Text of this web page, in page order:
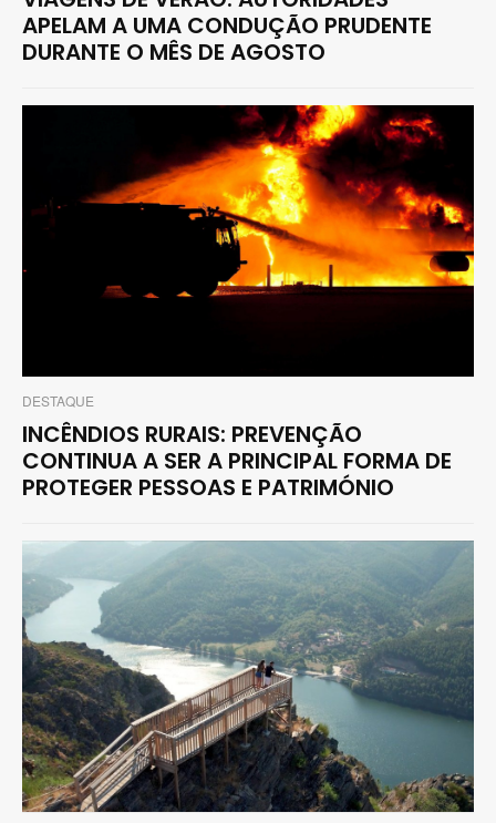
APELAM A UMA CONDUÇÃO PRUDENTE
DURANTE O MÊS DE AGOSTO
DESTAQUE
INCÊNDIOS RURAIS: PREVENÇÃO
CONTINUA A SER A PRINCIPAL FORMA DE
PROTEGER PESSOAS E PATRIMÓNIO